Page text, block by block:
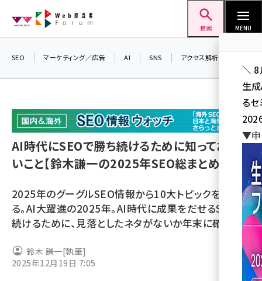
ン
検索 MENU
seo (3538)
ai (2820)
note (2322)
セミナー (2315)
meo (1281)
SEO マーケティング／広告 AI SNS アクセス解析／データ分析
AI時代にSEOで勝ち続けるために知っておきた
いこと【鈴木謙一の2025年SEO総まとめ】
2025年のグーグルSEO情報から10大トピックを振り返
る。AI大躍進の2025年。AI時代に成果をだせるSEOを
続けるために、見落としたネタがないか年末に確認だ
鈴木 謙一[執筆]
2025年12月19日 7:05
＼ 8
生
る
▼申